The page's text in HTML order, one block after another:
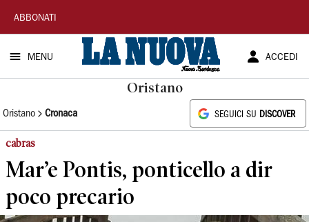
La
Nuova
Sardegna
ABBONATI
MENU ACCEDI
Oristano
Oristano Cronaca SEGUICI SU DISCOVER
cabras
Mar’e Pontis, ponticello a dir
poco precario